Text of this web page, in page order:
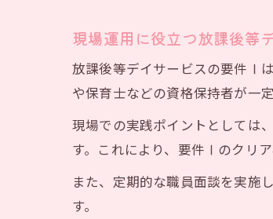
現場運用に役立つ放課後等
放課後等デイサービスの要件Ⅰ
や保育士などの資格保持者が一
現場での実践ポイントとしては
す。これにより、要件Ⅰのクリ
また、定期的な職員面談を実施
す。